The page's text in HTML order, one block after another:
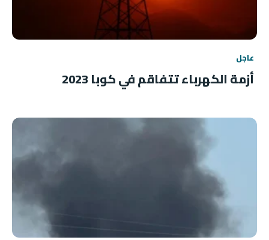
عاجل
أزمة الكهرباء تتفاقم في كوبا 2023